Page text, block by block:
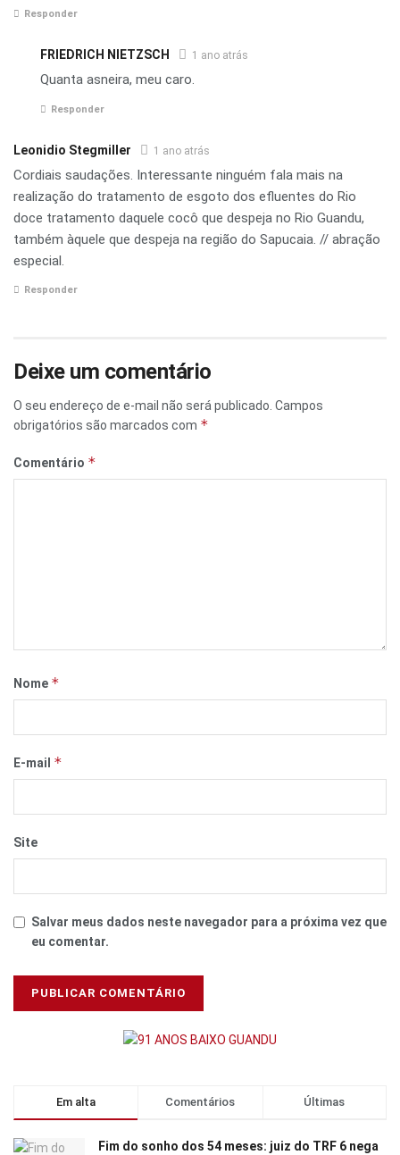
Responder
FRIEDRICH NIETZSCH 1 ano atrás
Quanta asneira, meu caro.
Responder
Leonidio Stegmiller 1 ano atrás
Cordiais saudações. Interessante ninguém fala mais na
realização do tratamento de esgoto dos efluentes do Rio
doce tratamento daquele cocô que despeja no Rio Guandu,
também àquele que despeja na região do Sapucaia. // abração
especial.
Responder
Deixe um comentário
O seu endereço de e-mail não será publicado. Campos
obrigatórios são marcados com *
Comentário *
Nome *
E-mail *
Site
Salvar meus dados neste navegador para a próxima vez que
eu comentar.
Em alta Comentários Últimas
Fim do sonho dos 54 meses: juiz do TRF 6 nega